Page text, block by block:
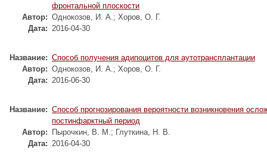
фронтальной плоскости
Автор: Однокозов, И. А.; Хоров, О. Г.
Дата: 2016-04-30
Название: Способ получения адипоцитов для аутотрансплантации
Автор: Однокозов, И. А.; Хоров, О. Г.
Дата: 2016-06-30
Название: Способ прогнозирования вероятности возникновения
постинфарктный период
Автор:
Пырочкин, В. М.; Глуткина, Н. В.
Дата: 2016-04-30